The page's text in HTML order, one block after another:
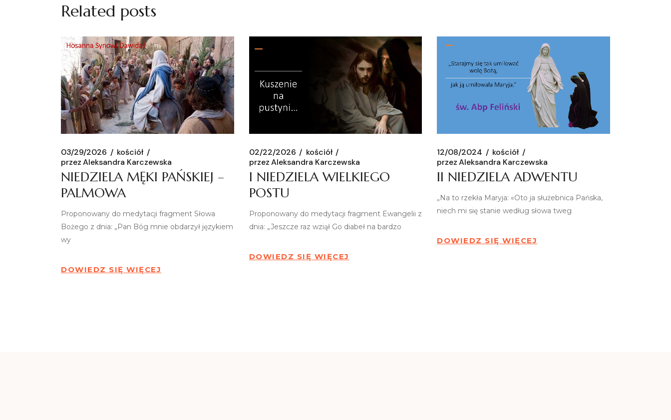
Related posts
03/29/2026
kościół
przezAleksandra Karczewska
NIEDZIELA MĘKI PAŃSKIEJ –
PALMOWA
Proponowany do medytacji fragment Słowa
Bożego z dnia: „Pan Bóg mnie obdarzył językiem
wy
DOWIEDZ SIĘ WIĘCEJ
02/22/2026
kościół
przezAleksandra Karczewska
I NIEDZIELA WIELKIEGO
POSTU
Proponowany do medytacji fragment Ewangelii z
dnia: „Jeszcze raz wziął Go diabeł na bardzo
DOWIEDZ SIĘ WIĘCEJ
12/08/2024
kościół
przez Aleksandra Karczewska
II NIEDZIELA ADWENTU
„Na to rzekła Maryja: «Oto ja służebnica Pańska,
niech mi się stanie według słowa tweg
DOWIEDZ SIĘ WIĘCEJ